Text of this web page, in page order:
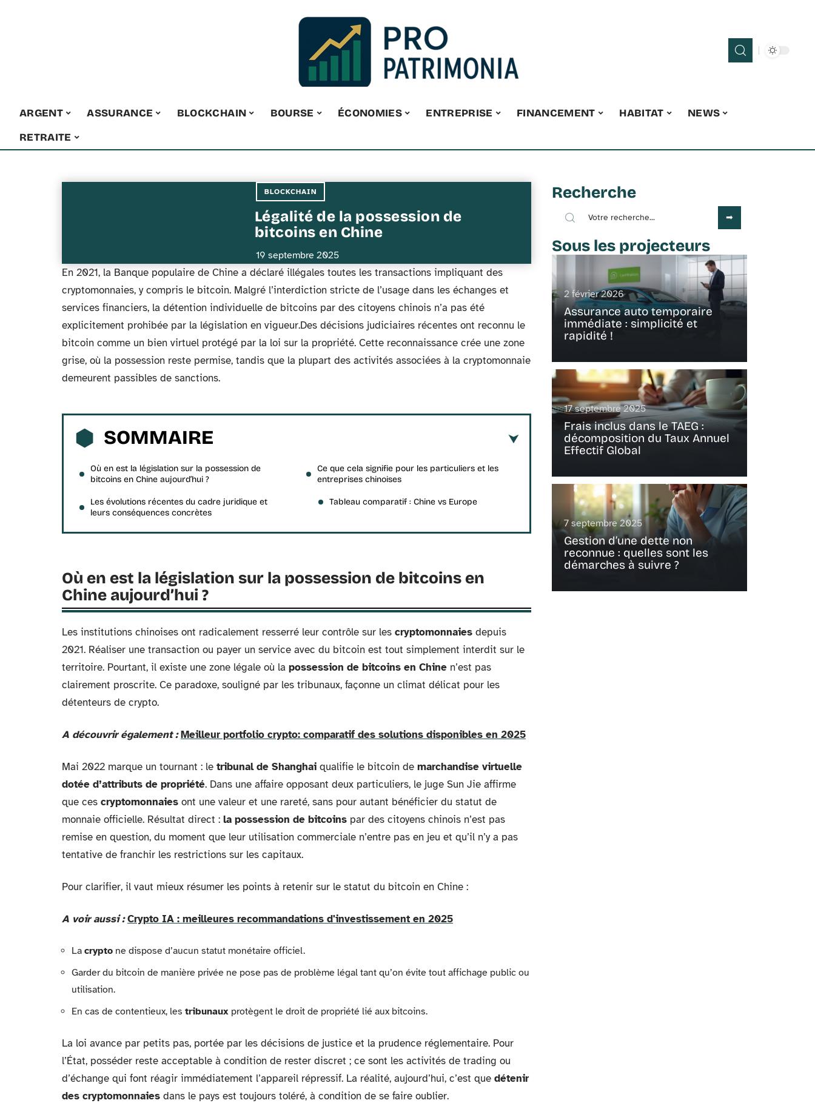
ARGENT ASSURANCE BLOCKCHAIN BOURSE ÉCONOMIES ENTREPRISE FINANCEMENT HABITAT
NEWS
RETRAITE
BLOCKCHAIN
Légalité de la possession de
bitcoins en Chine
19 septembre 2025
En 2021, la Banque populaire de Chine a déclaré illégales toutes les transactions impliquant des
cryptomonnaies, y compris le bitcoin. Malgré l’interdiction stricte de l’usage dans les échanges et
services financiers, la détention individuelle de bitcoins par des citoyens chinois n’a pas été
explicitement prohibée par la législation en vigueur.Des décisions judiciaires récentes ont reconnu le
bitcoin comme un bien virtuel protégé par la loi sur la propriété. Cette reconnaissance crée une zone
grise, où la possession reste permise, tandis que la plupart des activités associées à la cryptomonnaie
demeurent passibles de sanctions.
SOMMAIRE
Où en est la législation sur la possession de
bitcoins en Chine aujourd’hui ?
Les évolutions récentes du cadre juridique et
leurs conséquences concrètes
Ce que cela signifie pour les particuliers et les
entreprises chinoises
Tableau comparatif : Chine vs Europe
Où en est la législation sur la possession de bitcoins en
Chine aujourd’hui ?
Les institutions chinoises ont radicalement resserré leur contrôle sur les cryptomonnaies depuis
2021. Réaliser une transaction ou payer un service avec du bitcoin est tout simplement interdit sur le
territoire. Pourtant, il existe une zone légale où la possession de bitcoins en Chine n’est pas
clairement proscrite. Ce paradoxe, souligné par les tribunaux, façonne un climat délicat pour les
détenteurs de crypto.
A découvrir également : Meilleur portfolio crypto: comparatif des solutions disponibles en 2025
Mai 2022 marque un tournant : le tribunal de Shanghai qualifie le bitcoin de marchandise virtuelle
dotée d’attributs de propriété. Dans une affaire opposant deux particuliers, le juge Sun Jie affirme
que ces cryptomonnaies ont une valeur et une rareté, sans pour autant bénéficier du statut de
monnaie officielle. Résultat direct : la possession de bitcoins par des citoyens chinois n’est pas
remise en question, du moment que leur utilisation commerciale n’entre pas en jeu et qu’il n’y a pas
tentative de franchir les restrictions sur les capitaux.
Pour clarifier, il vaut mieux résumer les points à retenir sur le statut du bitcoin en Chine :
A voir aussi : Crypto IA : meilleures recommandations d'investissement en 2025
La crypto ne dispose d’aucun statut monétaire officiel.
Garder du bitcoin de manière privée ne pose pas de problème légal tant qu’on évite tout affichage public ou
utilisation.
En cas de contentieux, les tribunaux protègent le droit de propriété lié aux bitcoins.
La loi avance par petits pas, portée par les décisions de justice et la prudence réglementaire. Pour
l’État, posséder reste acceptable à condition de rester discret ; ce sont les activités de trading ou
d’échange qui font réagir immédiatement l’appareil répressif. La réalité, aujourd’hui, c’est que détenir
des cryptomonnaies dans le pays est toujours toléré, à condition de se faire oublier.
Recherche
Sous les projecteurs
2 février 2026
Assurance auto temporaire
immédiate : simplicité et
rapidité !
17 septembre 2025
Frais inclus dans le TAEG :
décomposition du Taux Annuel
Effectif Global
7 septembre 2025
Gestion d’une dette non
reconnue : quelles sont les
démarches à suivre ?